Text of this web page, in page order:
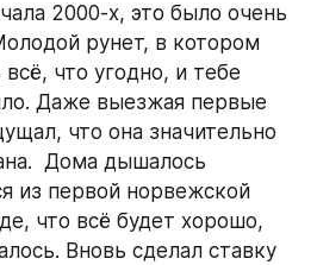
2000-х, это было очень
рунет, в котором
что угодно, и тебе
Даже выезжая первые
что она значительно
Дома дышалось
из первой норвежской
что всё будет хорошо,
Вновь сделал ставку